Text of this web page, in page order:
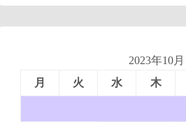
2023年10月
月
火 水 木